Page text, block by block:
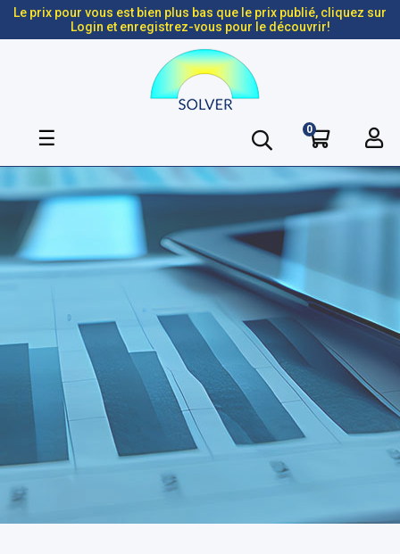
Le prix pour vous est bien plus bas que le prix publié, cliquez sur
Login et enregistrez-vous pour le découvrir!
Basculer
navigation
☰ 0